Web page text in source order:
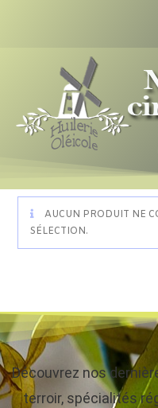
AUCUN PRODUIT NE
SÉLECTION.
Découvrez nos
terroir, spécialités